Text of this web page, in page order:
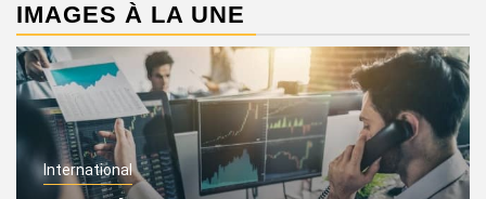
IMAGES À LA UNE
International